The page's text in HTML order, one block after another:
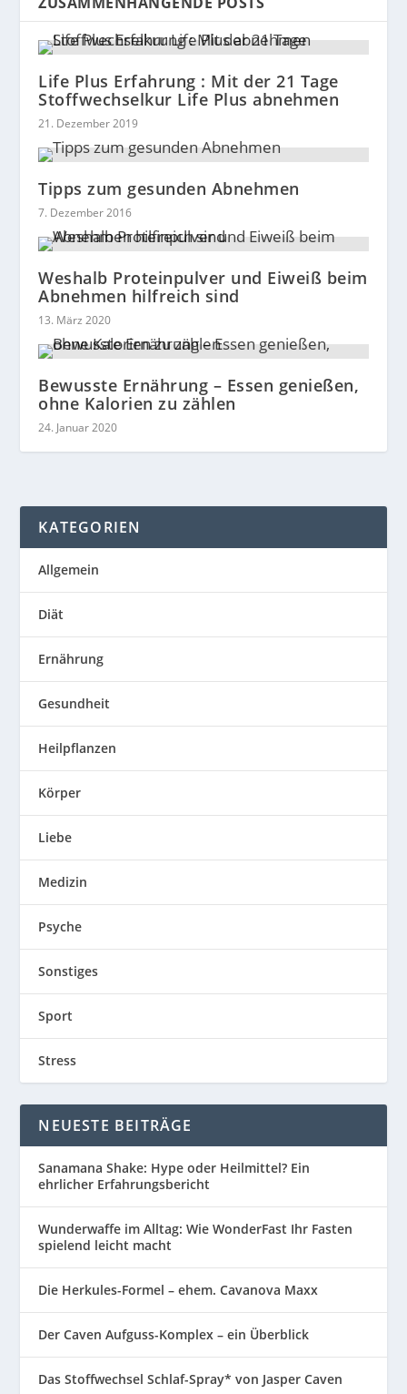
Life Plus Erfahrung : Mit der 21 Tage
Stoffwechselkur Life Plus abnehmen
21. Dezember 2019
Tipps zum gesunden Abnehmen
7. Dezember 2016
Weshalb Proteinpulver und Eiweiß beim
Abnehmen hilfreich sind
13. März 2020
Bewusste Ernährung – Essen genießen,
ohne Kalorien zu zählen
24. Januar 2020
KATEGORIEN
Allgemein
Diät
Ernährung
Gesundheit
Heilpflanzen
Körper
Liebe
Medizin
Psyche
Sonstiges
Sport
Stress
NEUESTE BEITRÄGE
Sanamana Shake: Hype oder Heilmittel? Ein
ehrlicher Erfahrungsbericht
Wunderwaffe im Alltag: Wie WonderFast Ihr Fasten
spielend leicht macht
Die Herkules-Formel – ehem. Cavanova Maxx
Der Caven Aufguss-Komplex – ein Überblick
Das Stoffwechsel Schlaf-Spray* von Jasper Caven